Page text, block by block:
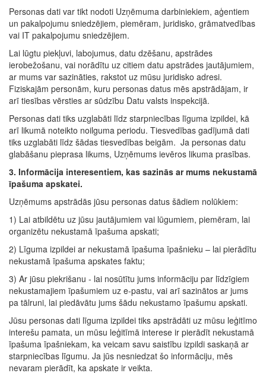
Personas dati var tikt nodoti Uzņēmuma darbiniekiem, aģentiem
un pakalpojumu sniedzējiem, piemēram, juridisko, grāmatvedības
vai IT pakalpojumu sniedzējiem.
Lai lūgtu piekļuvi, labojumus, datu dzēšanu, apstrādes
ierobežošanu, vai norādītu uz citiem datu apstrādes jautājumiem,
ar mums var sazināties, rakstot uz mūsu juridisko adresi.
Fiziskajām personām, kuru personas datus mēs apstrādājam, ir
arī tiesības vērsties ar sūdzību Datu valsts inspekcijā.
Personas dati tiks uzglabāti līdz starpniecības līguma izpildei, kā
arī likumā noteikto noilguma periodu. Tiesvedības gadījumā dati
tiks uzglabāti līdz šādas tiesvedības beigām. Ja personas datu
glabāšanu pieprasa likums, Uzņēmums ievēros likuma prasības.
3. Informācija interesentiem, kas sazinās ar mums nekustamā
īpašuma apskatei.
Uzņēmums apstrādās jūsu personas datus šādiem nolūkiem:
1) Lai atbildētu uz jūsu jautājumiem vai lūgumiem, piemēram, lai
organizētu nekustamā īpašuma apskati;
2) Līguma izpildei ar nekustamā īpašuma īpašnieku – lai pierādītu
nekustamā īpašuma apskates faktu;
3) Ar jūsu piekrišanu - lai nosūtītu jums informāciju par līdzīgiem
nekustamajiem īpašumiem uz e-pastu, vai arī sazinātos ar jums
pa tālruni, lai piedāvātu jums šādu nekustamo īpašumu apskati.
Jūsu personas dati līguma izpildei tiks apstrādāti uz mūsu leģitīmo
interešu pamata, un mūsu leģitīmā interese ir pierādīt nekustamā
īpašuma īpašniekam, ka veicam savu saistību izpildi saskaņā ar
starpniecības līgumu. Ja jūs nesniedzat šo informāciju, mēs
nevaram pierādīt, ka apskate ir veikta.